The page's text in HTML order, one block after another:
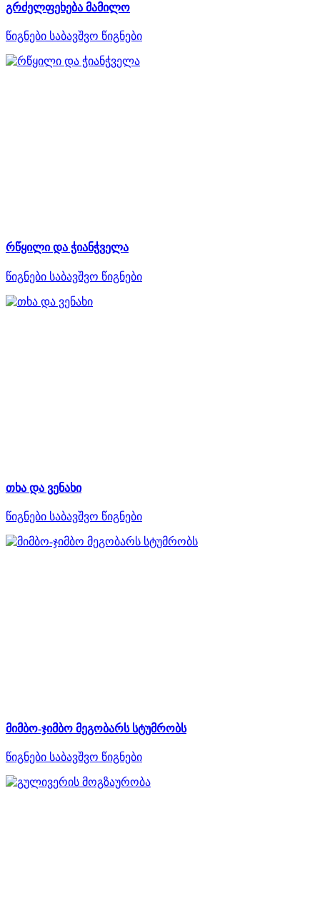
გრძელფეხება მამილო
წიგნები საბავშვო წიგნები
რწყილი და ჭიანჭველა
წიგნები საბავშვო წიგნები
თხა და ვენახი
წიგნები საბავშვო წიგნები
მიმბო-ჯიმბო მეგობარს სტუმრობს
წიგნები საბავშვო წიგნები